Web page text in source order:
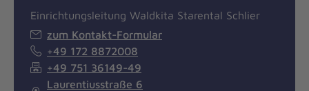
Einrichtungsleitung Waldkita Starental Schlier
zum Kontakt-Formular
+49 172 8872008
+49 751 36149-49
Laurentiusstraße 6